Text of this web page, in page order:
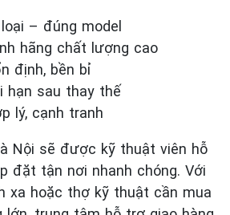
– đúng model
hãng chất lượng cao
định, bền bỉ
hạn sau thay thế
lý, cạnh tranh
Nội sẽ được kỹ thuật viên hỗ
đặt tận nơi nhanh chóng. Với
xa hoặc thợ kỹ thuật cần mua